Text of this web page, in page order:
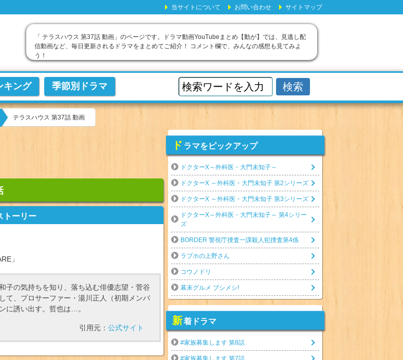
「 テラスハウス 第37話 動画」のページです。ドラマ動画YouTubeまとめ【動が】では、見逃し配
信動画など、毎日更新されるドラマをまとめてご紹介！ コメント欄で、みんなの感想も見てみよ
う！
キング 季節別ドラマ
テラスハウス 第37話 動画
トーリー
」
子の気持ちを知り、落ち込む俳優志望・菅谷
て、プロサーファー・湯川正人（初期メンバ
に誘い出す。哲也は…。
引用元： 公式サイト
ド ラマをピックアップ
ドクターX～外科医・大門未知子～
ドクターX ～外科医・大門未知子 第2シリーズ
ドクターX ～外科医・大門未知子 第3シリーズ
ドクターX～外科医・大門未知子～ 第4シリー
ズ
BORDER 警視庁捜査一課殺人犯捜査第4係
ラブホの上野さん
コウノドリ
幕末グルメ ブシメシ!
新着ドラマ
#家族募集します 第8話
#家族募集します 第7話
当サイトについて お問い合わせ サイトマップ